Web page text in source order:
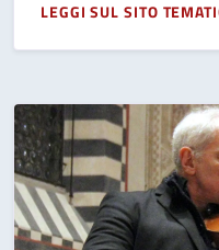
LEGGI SUL SITO
A PROPOSITO DI BLU,